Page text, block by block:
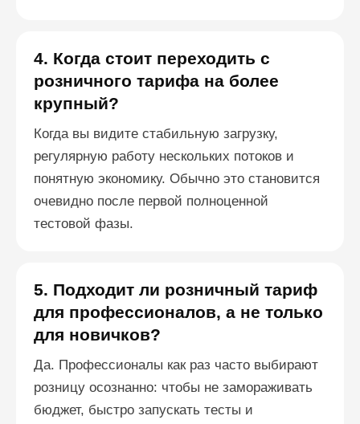
4. Когда стоит переходить с
розничного тарифа на более
крупный?
Когда вы видите стабильную загрузку,
регулярную работу нескольких потоков и
понятную экономику. Обычно это становится
очевидно после первой полноценной
тестовой фазы.
5. Подходит ли розничный тариф
для профессионалов, а не только
для новичков?
Да. Профессионалы как раз часто выбирают
розницу осознанно: чтобы не замораживать
бюджет, быстро запускать тесты и